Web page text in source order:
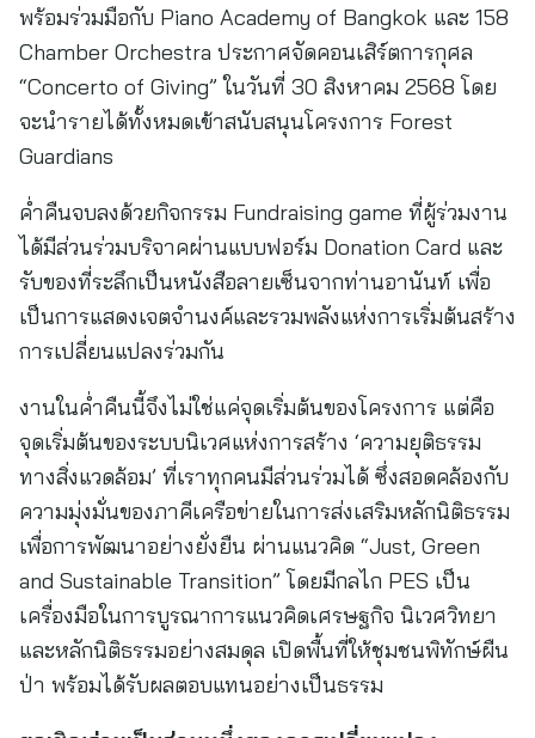
พร้อมร่วมมือกับ Piano Academy of Bangkok และ 158
Chamber Orchestra ประกาศจัดคอนเสิร์ตการกุศล
“Concerto of Giving” ในวันที่ 30 สิงหาคม 2568 โดย
จะนำรายได้ทั้งหมดเข้าสนับสนุนโครงการ Forest
Guardians
ค่ำคืนจบลงด้วยกิจกรรม Fundraising game ที่ผู้ร่วมงาน
ได้มีส่วนร่วมบริจาคผ่านแบบฟอร์ม Donation Card และ
รับของที่ระลึกเป็นหนังสือลายเซ็นจากท่านอานันท์ เพื่อ
เป็นการแสดงเจตจำนงค์และรวมพลังแห่งการเริ่มต้นสร้าง
การเปลี่ยนแปลงร่วมกัน
งานในค่ำคืนนี้จึงไม่ใช่แค่จุดเริ่มต้นของโครงการ แต่คือ
จุดเริ่มต้นของระบบนิเวศแห่งการสร้าง ‘ความยุติธรรม
ทางสิ่งแวดล้อม’ ที่เราทุกคนมีส่วนร่วมได้ ซึ่งสอดคล้องกับ
ความมุ่งมั่นของภาคีเครือข่ายในการส่งเสริมหลักนิติธรรม
เพื่อการพัฒนาอย่างยั่งยืน ผ่านแนวคิด “Just, Green
and Sustainable Transition” โดยมีกลไก PES เป็น
เครื่องมือในการบูรณาการแนวคิดเศรษฐกิจ นิเวศวิทยา
และหลักนิติธรรมอย่างสมดุล เปิดพื้นที่ให้ชุมชนพิทักษ์ผืน
ป่า พร้อมได้รับผลตอบแทนอย่างเป็นธรรม